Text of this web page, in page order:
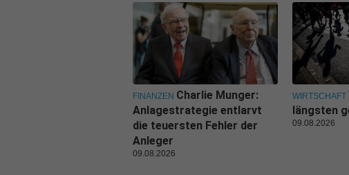
FINANZEN Charlie Munger:
Anlagestrategie entlarvt
die teuersten Fehler der
Anleger
09.08.2026
WIRTSCHAFT
längsten
09.08.2026